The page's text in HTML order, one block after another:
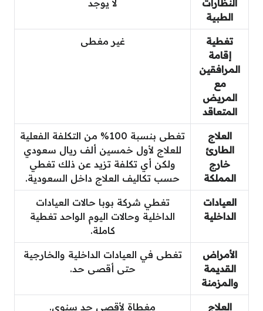
النظارات
الطبية
لا يوجد
تغطية
إقامة
المرافقين
مع
المريض
المتعاقد
غير مغطى
العلاج
الطارئ
خارج
المملكة
تغطى بنسبة 100% من التكلفة الفعلية
للعلاج لأول خمسين ألف ريال سعودي
ولكن أي تكلفة تزيد عن ذلك تغطي
حسب تكاليف العلاج داخل السعودية.
العيادات
الداخلية
تغطي شركة بوبا حالات العيادات
الداخلية وحالات اليوم الواحد تغطية
كاملة.
الأمراض
القديمة
والمزمنة
تغطى في العيادات الداخلية والخارجية
حتى أقصى حد.
العلاج مغطاة لأقصى حد سنوي.